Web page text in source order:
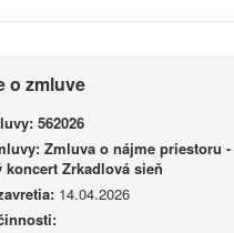
o zmluve
562026
Zmluva o nájme priestoru
koncert Zrkadlová sieň
14.04.2026